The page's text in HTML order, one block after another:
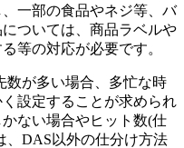
一部の食品やネジ等、バ
ついては、商品ラベルや
等の対応が必要です。
数が多い場合、多忙な時
設定することが求められ
ない場合やヒット数(仕
、DAS以外の仕分け方法